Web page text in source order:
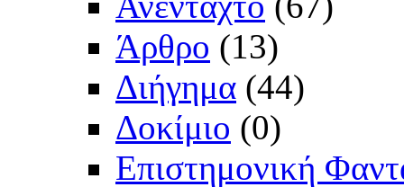
Άρθρο (13)
Διήγημα (44)
Δοκίμιο (0)
Επιστημονική